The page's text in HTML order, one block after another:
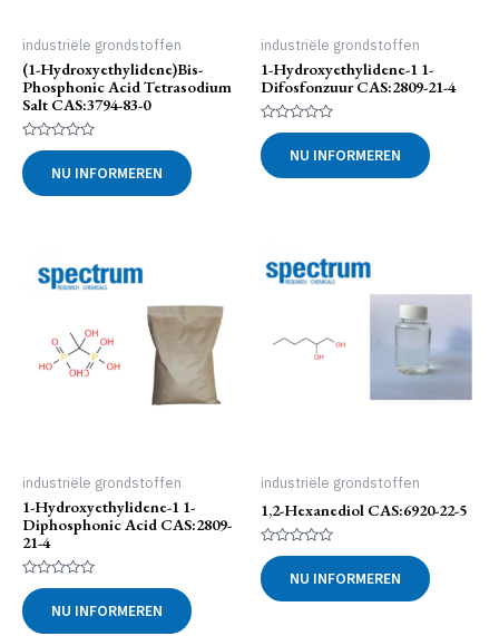
industriële grondstoffen
(1-Hydroxyethylidene)bis-
Phosphonic Acid Tetrasodium
Salt CAS:3794-83-0
Gewaardeerd
0
uit
5
NU INFORMEREN
industriële grondstoffen
1-Hydroxyethylidene-1 1-
Difosfonzuur CAS:2809-21-4
Gewaardeerd
0
uit
5
NU INFORMEREN
industriële grondstoffen
1-Hydroxyethylidene-1 1-
Diphosphonic Acid CAS:2809-
21-4
Gewaardeerd
0
uit
5
NU INFORMEREN
industriële grondstoffen
1,2-Hexanediol CAS:6920-22-5
Gewaardeerd
0
uit
5
NU INFORMEREN